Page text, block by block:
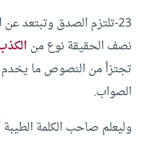
23-تلتزم الصدق وتبتعد
نصف الحقيقة نوع من
تجتزأ من النصوص ما
الصواب.
وليعلم صاحب الكلمة